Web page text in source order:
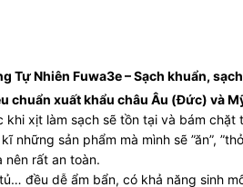
Tự Nhiên Fuwa3e – Sạch khuẩn,
chuẩn xuất khẩu châu Âu (Đức) và
khi xịt làm sạch sẽ tồn tại và bám
những sản phẩm mà mình sẽ ”ăn”,
nên rất an toàn.
đều dễ ẩm bẩn, có khả năng sinh